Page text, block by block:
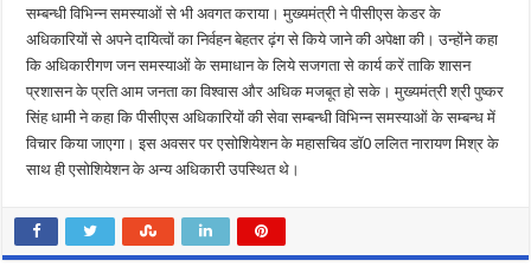
सम्बन्धी विभिन्न समस्याओं से भी अवगत कराया। मुख्यमंत्री ने पीसीएस केडर के
अधिकारियों से अपने दायित्वों का निर्वहन बेहतर ढ़ंग से किये जाने की अपेक्षा की। उन्होंने कहा
कि अधिकारीगण जन समस्याओं के समाधान के लिये सजगता से कार्य करें ताकि शासन
प्रशासन के प्रति आम जनता का विश्वास और अधिक मजबूत हो सके। मुख्यमंत्री श्री पुष्कर
सिंह धामी ने कहा कि पीसीएस अधिकारियों की सेवा सम्बन्धी विभिन्न समस्याओं के सम्बन्ध में
विचार किया जाएगा। इस अवसर पर एसोशियेशन के महासचिव डॉ0 ललित नारायण मिश्र के
साथ ही एसोशियेशन के अन्य अधिकारी उपस्थित थे।